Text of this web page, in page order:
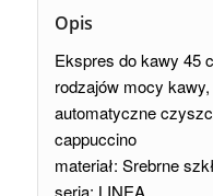
Opis
Ekspres do kawy 45
rodzajów mocy
automatyczne
cappuccino
materiał: Srebrne
seria: LINEA